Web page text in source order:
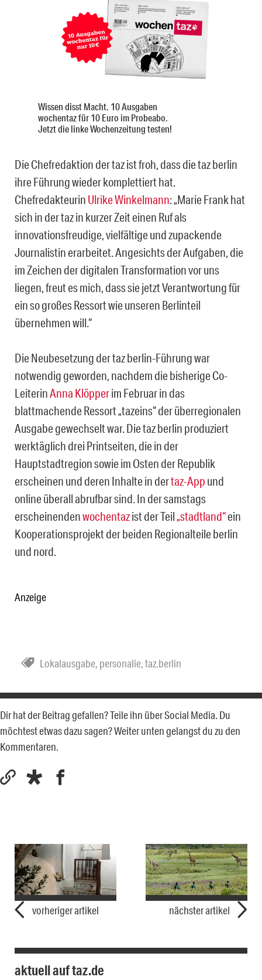
Wissen disst Macht. 10 Ausgaben
wochentaz für 10 Euro im Probeabo.
Jetzt die linke Wochenzeitung testen!
Die Chefredaktion der taz ist froh, dass die taz berlin
ihre Führung wieder komplettiert hat.
Chefredakteurin Ulrike Winkelmann: „Marie Frank hat
sich in der taz in kurzer Zeit einen Ruf als
innovationsfreudige, vielfältige und zupackende
Journalistin erarbeitet. Angesichts der Aufgaben, die
im Zeichen der digitalen Transformation vor uns
liegen, freut es mich, dass sie jetzt Verantwortung für
ein so großes Ressort wie unseren Berlinteil
übernehmen will.“
Die Neubesetzung der taz berlin-Führung war
notwendig geworden, nachdem die bisherige Co-
LeiterinAnna Klöpperim Februar in das
blattmachende Ressort „tazeins“ der überregionalen
Ausgabe gewechselt war. Die taz berlin produziert
werktäglich drei Printseiten, die in der
Hauptstadtregion sowie im Osten der Republik
erscheinen und deren Inhalte in dertaz-App und
online überall abrufbar sind. In der samstags
erscheinendenwochentazist der Teil„stadtland“ein
Kooperationsprojekt der beiden Regionalteile berlin
und nord.
Anzeige
Lokalausgabe, personalie,taz.berlin
Dir hat der Beitrag gefallen? Teile ihn über Social Media. Du
möchtest etwas dazu sagen? Weiter unten gelangst du zu den
Kommentaren.
vorheriger artikel nächster artikel
aktuell auf taz.de